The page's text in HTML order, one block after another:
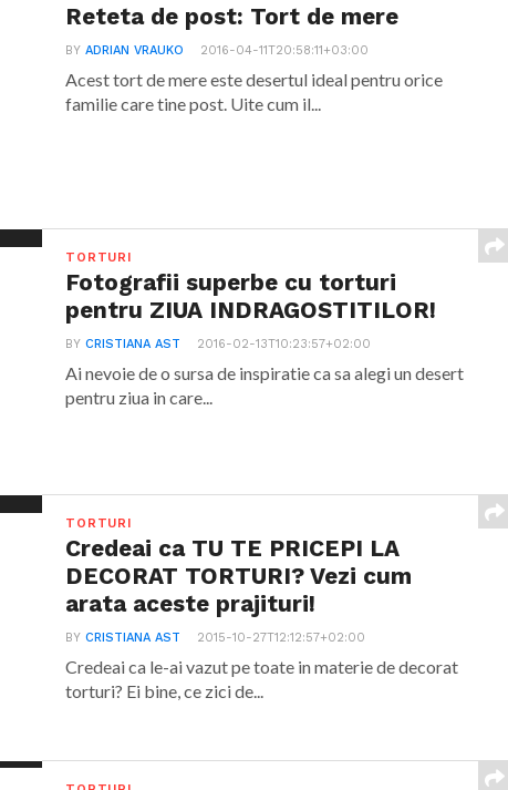
Reteta de post: Tort de mere
BYADRIAN VRAUKO 2016-04-11T20:58:11+03:00
Acest tort de mere este desertul ideal pentru orice
familie care tine post. Uite cum il...
TORTURI
Fotografii superbe cu torturi
pentru ZIUA INDRAGOSTITILOR!
BYCRISTIANA AST 2016-02-13T10:23:57+02:00
Ai nevoie de o sursa de inspiratie ca sa alegi un desert
pentru ziua in care...
TORTURI
Credeai ca TU TE PRICEPI LA
DECORAT TORTURI? Vezi cum
arata aceste prajituri!
BYCRISTIANA AST 2015-10-27T12:12:57+02:00
Credeai ca le-ai vazut pe toate in materie de decorat
torturi? Ei bine, ce zici de...